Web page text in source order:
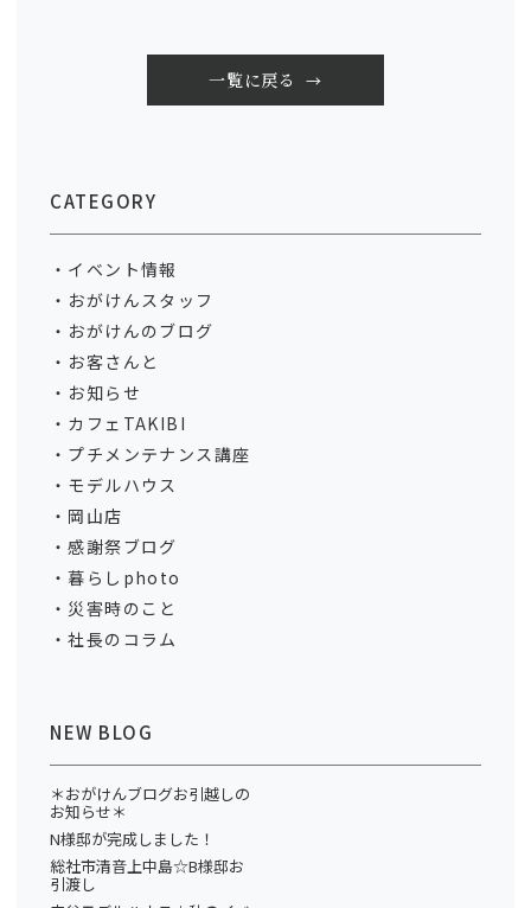
一覧に戻る
CATEGORY
イベント情報
おがけんスタッフ
おがけんのブログ
お客さんと
お知らせ
カフェTAKIBI
プチメンテナンス講座
モデルハウス
岡山店
感謝祭ブログ
暮らしphoto
災害時のこと
社長のコラム
NEW BLOG
＊おがけんブログお引越しの
お知らせ＊
N様邸が完成しました！
総社市清音上中島☆B様邸お
引渡し